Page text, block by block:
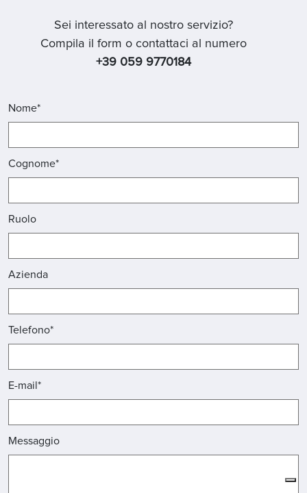
Sei interessato al nostro servizio?
Compila il form o contattaci al numero
+39 059 9770184
Nome*
Cognome*
Ruolo
Azienda
Telefono*
E-mail*
Messaggio